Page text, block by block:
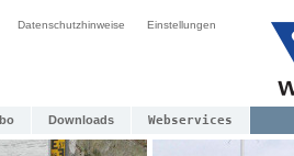
Datenschutzhinweise Einstellungen
Downloads Webservices